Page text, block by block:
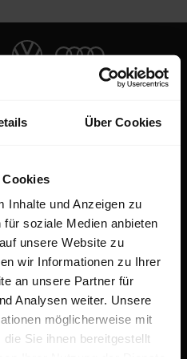
Über Cookies
Cookies
Inhalte und Anzeigen zu
soziale Medien anbieten
unsere Website zu
wir Informationen zu Ihrer
an unsere Partner für
Analysen weiter. Unsere
möglicherweise mit
Sie ihnen bereitgestellt
- Großer
Urlaubscheck